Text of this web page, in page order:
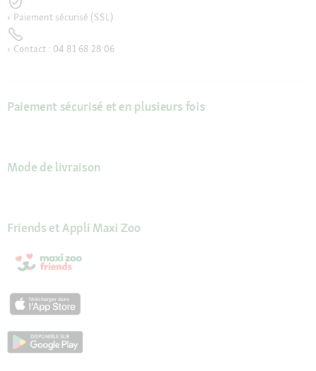
Paiement sécurisé (SSL)
Contact : 04 81 68 28 06
Paiement sécurisé et en plusieurs fois
Mode de livraison
Friends et Appli Maxi Zoo